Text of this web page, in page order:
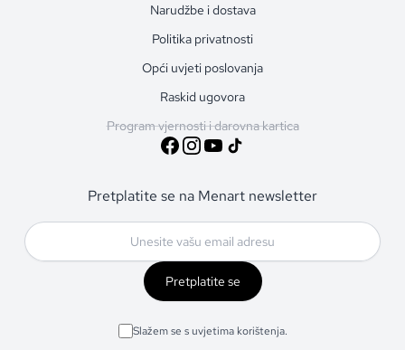
Narudžbe i dostava
Politika privatnosti
Opći uvjeti poslovanja
Raskid ugovora
Program vjernosti i darovna kartica
Pretplatite se na Menart newsletter
Pretplatite se
Slažem se s uvjetima korištenja.